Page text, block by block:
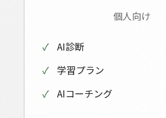
個人向け
✓ AI診断
✓ 学習プラン
✓ AIコーチング